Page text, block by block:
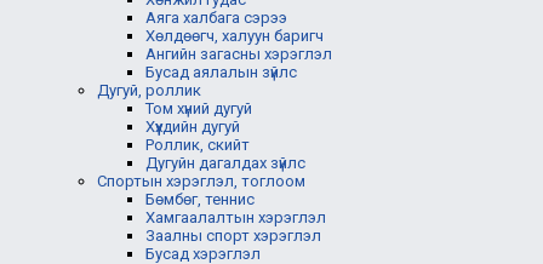
Аяга халбага сэрээ
Хөлдөөгч, халуун баригч
Ангийн загасны хэрэглэл
Бусад аялалын зүйлс
Дугуй, роллик
Том хүний дугуй
Хүүхдийн дугуй
Роллик, скийт
Дугуйн дагалдах зүйлс
Спортын хэрэглэл, тоглоом
Бөмбөг, теннис
Хамгаалалтын хэрэглэл
Заалны спорт хэрэглэл
Бусад хэрэглэл